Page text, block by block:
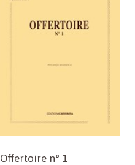
Offertoire n° 1